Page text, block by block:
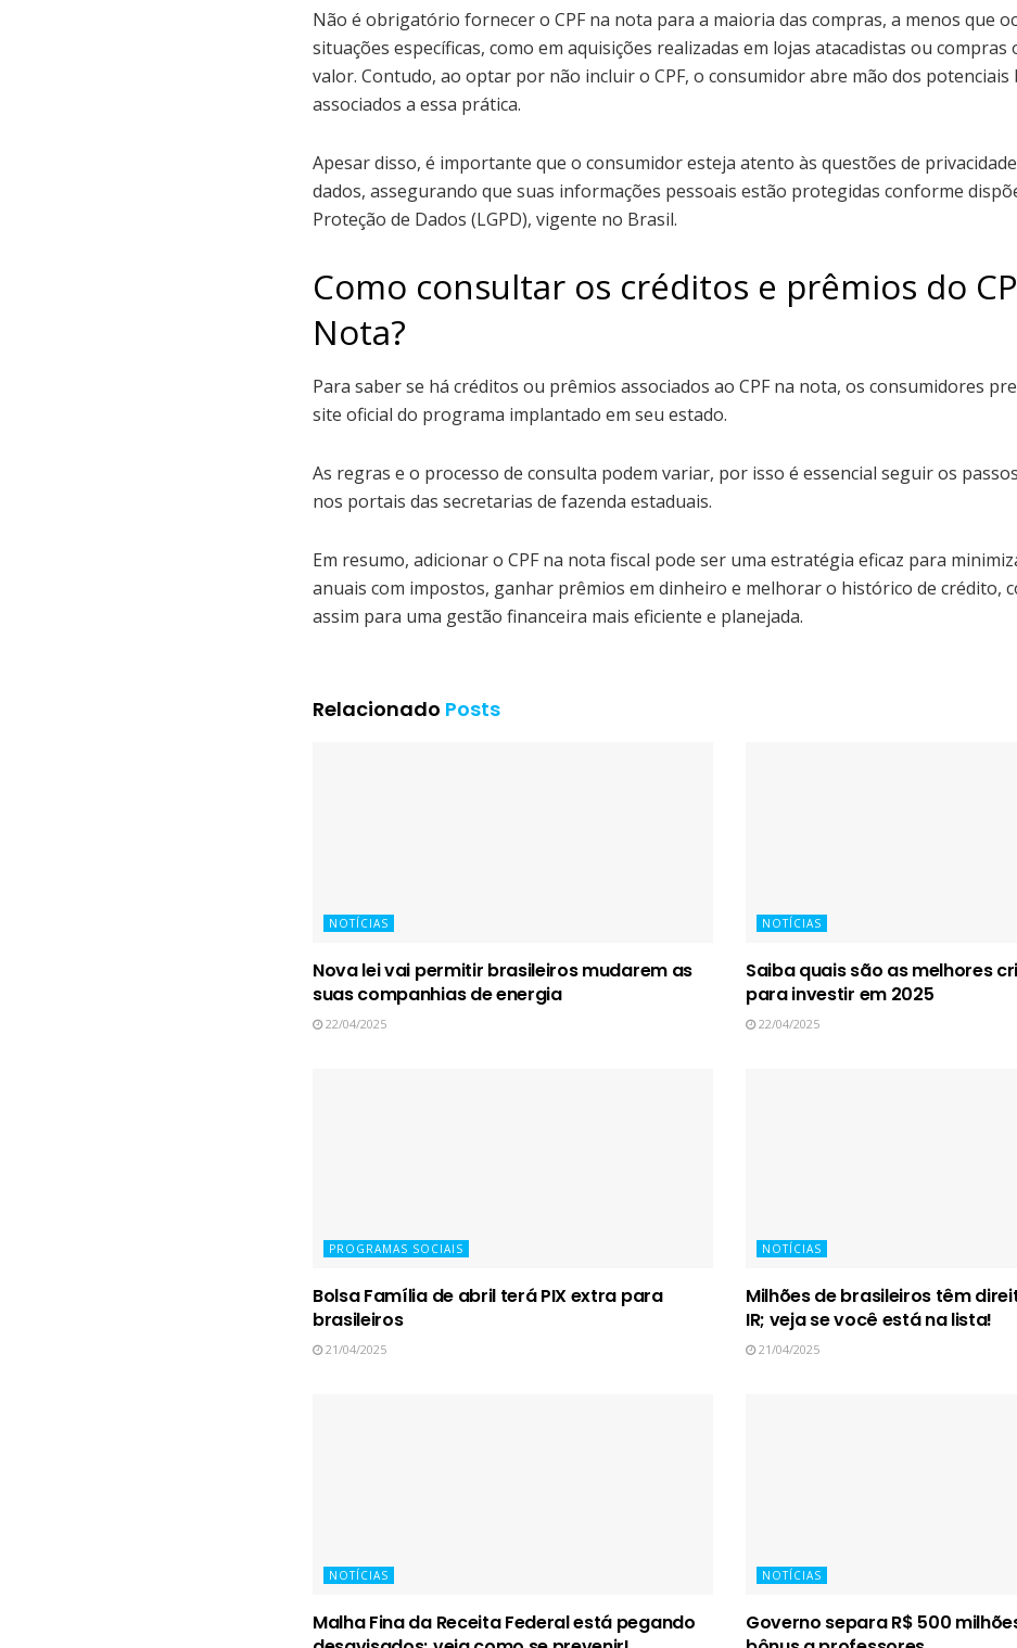
Não é obrigatório fornecer o CPF na nota para a maioria das compras, a menos que
situações específicas, como em aquisições realizadas em lojas atacadistas ou
valor. Contudo, ao optar por não incluir o CPF, o consumidor abre mão dos potenciais
associados a essa prática.
Apesar disso, é importante que o consumidor esteja atento às questões de
dados, assegurando que suas informações pessoais estão protegidas conforme
Proteção de Dados (LGPD), vigente no Brasil.
Como consultar os créditos e prêmios do
Nota?
Para saber se há créditos ou prêmios associados ao CPF na nota, os consumidores
site oficial do programa implantado em seu estado.
As regras e o processo de consulta podem variar, por isso é essencial seguir os
nos portais das secretarias de fazenda estaduais.
Em resumo, adicionar o CPF na nota fiscal pode ser uma estratégia eficaz para
anuais com impostos, ganhar prêmios em dinheiro e melhorar o histórico de crédito,
assim para uma gestão financeira mais eficiente e planejada.
Relacionado Posts
NOTÍCIAS
Nova lei vai permitir brasileiros mudarem as
suas companhias de energia
22/04/2025
NOTÍCIAS
Saiba quais são as melhores
para investir em 2025
22/04/2025
PROGRAMAS SOCIAIS
Bolsa Família de abril terá PIX extra para
brasileiros
21/04/2025
NOTÍCIAS
Milhões de brasileiros têm
IR; veja se você está na lista!
21/04/2025
NOTÍCIAS
Malha Fina da Receita Federal está pegando
NOTÍCIAS
Governo separa R$ 500